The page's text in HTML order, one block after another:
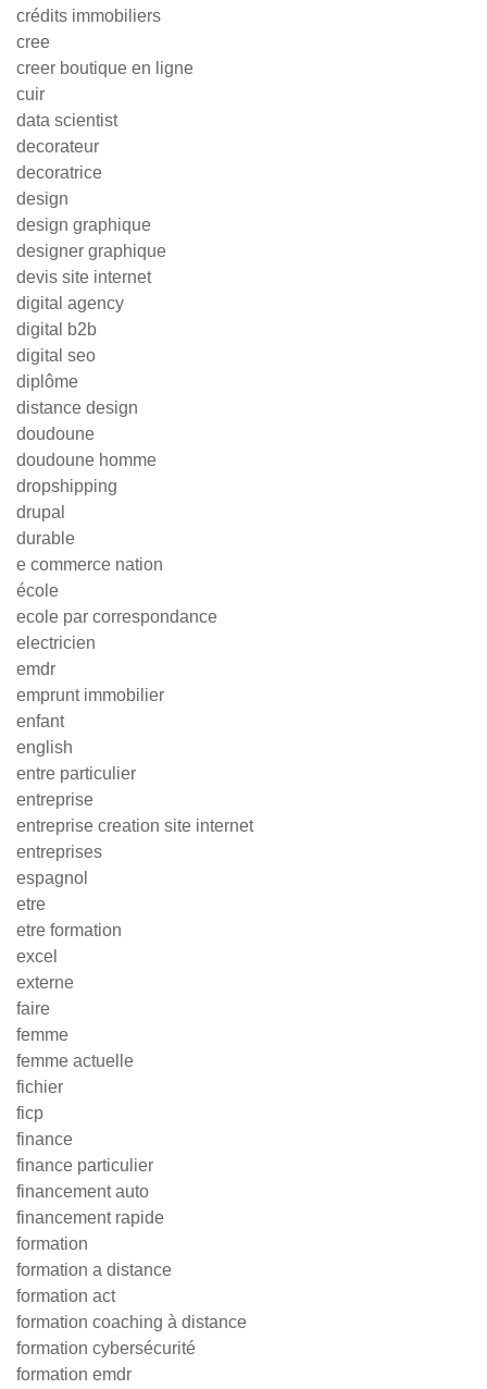
crédits immobiliers
cree
creer boutique en ligne
cuir
data scientist
decorateur
decoratrice
design
design graphique
designer graphique
devis site internet
digital agency
digital b2b
digital seo
diplôme
distance design
doudoune
doudoune homme
dropshipping
drupal
durable
e commerce nation
école
ecole par correspondance
electricien
emdr
emprunt immobilier
enfant
english
entre particulier
entreprise
entreprise creation site internet
entreprises
espagnol
etre
etre formation
excel
externe
faire
femme
femme actuelle
fichier
ficp
finance
finance particulier
financement auto
financement rapide
formation
formation a distance
formation act
formation coaching à distance
formation cybersécurité
formation emdr